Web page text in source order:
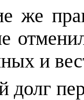
же
и
долг